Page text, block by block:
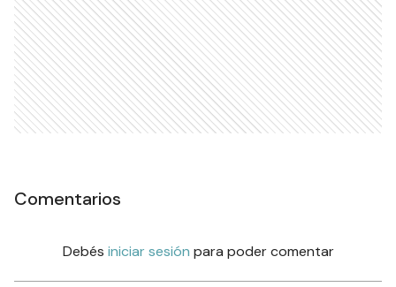
Comentarios
Debés iniciar sesión para poder comentar